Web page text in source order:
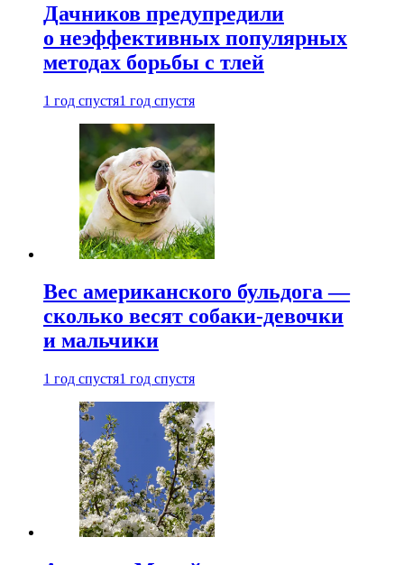
Дачников предупредили
о неэффективных популярных
методах борьбы с тлей
1 год спустя1 год спустя
Вес американского бульдога —
сколько весят собаки-девочки
и мальчики
1 год спустя1 год спустя